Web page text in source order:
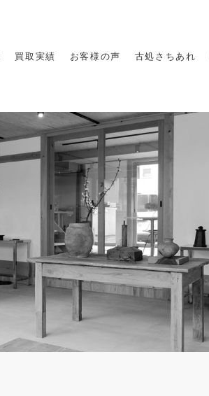
買取実績 お客様の声 古処さちあれ